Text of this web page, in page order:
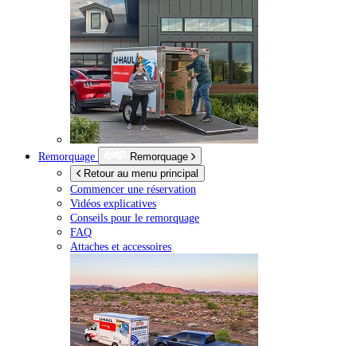
Remorquage
Remorquage
Retour au menu principal
Commencer une réservation
Vidéos explicatives
Conseils pour le remorquage
FAQ
Attaches et accessoires